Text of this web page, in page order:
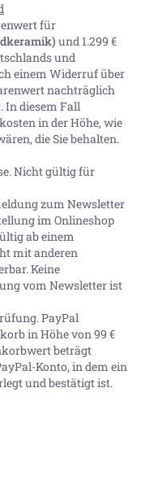
für
und 1.299 €
und
einem Widerruf über
nachträglich
In diesem Fall
in der Höhe, wie
die Sie behalten.
Nicht gültig für
zum Newsletter
im Onlineshop
ab einem
mit anderen
Keine
vom Newsletter ist
PayPal
in Höhe von99 €
beträgt
Konto, in dem ein
und bestätigt ist.